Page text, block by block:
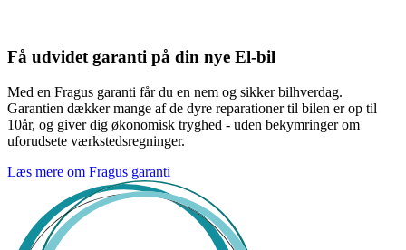
Få udvidet garanti på din nye El-bil
Med en Fragus garanti får du en nem og sikker bilhverdag.
Garantien dækker mange af de dyre reparationer til bilen er op til
10år, og giver dig økonomisk tryghed - uden bekymringer om
uforudsete værkstedsregninger.
Læs mere om Fragus garanti